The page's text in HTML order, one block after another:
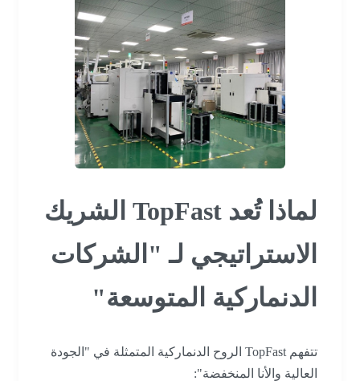
لماذا تُعد TopFast الشريك
الاستراتيجي لـ "الشركات
الدنماركية المتوسعة"
تتفهم TopFast الروح الدنماركية المتمثلة في "الجودة
العالية والأنا المنخفضة":